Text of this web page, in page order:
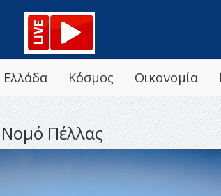
Ελλάδα Κόσμος Οικονομία
Πέλλας